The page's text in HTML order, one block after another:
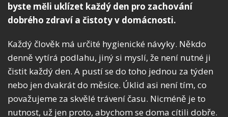
byste měli uklízet každý den pro zachování
dobrého zdraví a čistoty v domácnosti.
Každý člověk má určité hygienické návyky. Někdo
denně vytírá podlahu, jiný si myslí, že není nutné ji
čistit každý den. A pustí se do toho jednou za týden
nebo jen dvakrát do měsíce. Úklid asi není tím, co
považujeme za skvělé trávení času. Nicméně je to
nutnost, už jen proto, abychom se doma cítili dobře.